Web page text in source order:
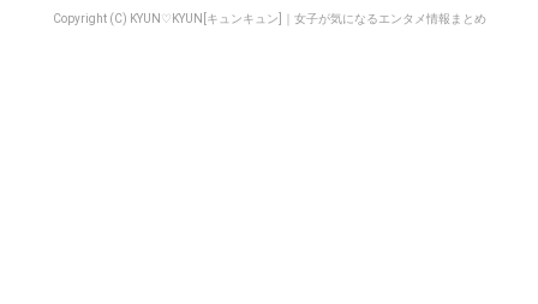
Copyright (C) KYUN♡KYUN[キュンキュン]｜女子が気になるエンタメ情報まとめ